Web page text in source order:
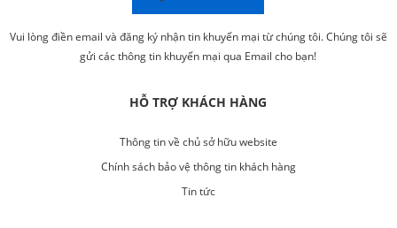
Vui lòng điền email và đăng ký nhận tin khuyến mại từ chúng tôi. Chúng tôi sẽ
gửi các thông tin khuyến mại qua Email cho bạn!
HỖ TRỢ KHÁCH HÀNG
Thông tin về chủ sở hữu website
Chính sách bảo vệ thông tin khách hàng
Tin tức